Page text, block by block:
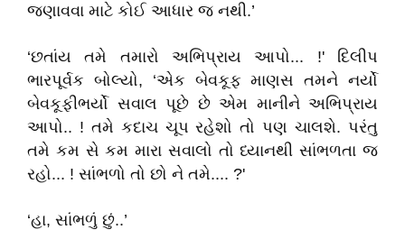
જણાવવા માટે કોઈ આધાર જ નથી.’
‘છતાંય તમે તમારો અભિપ્રાય આપો... !' દિલીપ
ભારપૂર્વક બોલ્યો, ‘એક બેવકૂફ માણસ તમને નર્યો
બેવકૂફીભર્યો સવાલ પૂછે છે એમ માનીને અભિપ્રાય
આપો.. ! તમે કદાચ ચૂપ રહેશો તો પણ ચાલશે. પરંતુ
તમે કમ સે કમ મારા સવાલો તો ધ્યાનથી સાંભળતા જ
રહો... ! સાંભળો તો છો ને તમે.... ?'
‘હા, સાંભળું છું..’